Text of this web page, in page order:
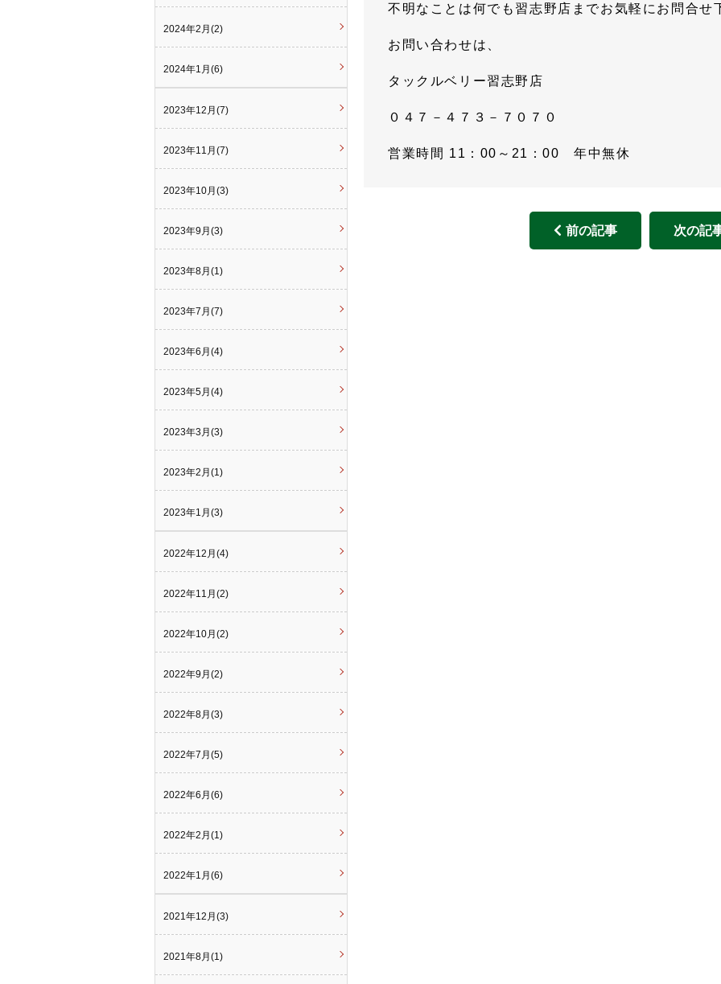
不明なことは何でも習志野店までお気軽にお問合せ
お問い合わせは、
タックルベリー習志野店
０４７－４７３－７０７０
営業時間 11：00～21：00 年中無休
前の記事 次の記
2024年2月(2)
2024年1月(6)
2023年12月(7)
2023年11月(7)
2023年10月(3)
2023年9月(3)
2023年8月(1)
2023年7月(7)
2023年6月(4)
2023年5月(4)
2023年3月(3)
2023年2月(1)
2023年1月(3)
2022年12月(4)
2022年11月(2)
2022年10月(2)
2022年9月(2)
2022年8月(3)
2022年7月(5)
2022年6月(6)
2022年2月(1)
2022年1月(6)
2021年12月(3)
2021年8月(1)